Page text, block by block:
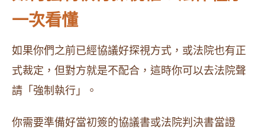
一次看懂
如果你們之前已經協議好探視方式，或法院也有正
式裁定，但對方就是不配合，這時你可以去法院聲
請「強制執行」。
你需要準備好當初簽的協議書或法院判決書當證